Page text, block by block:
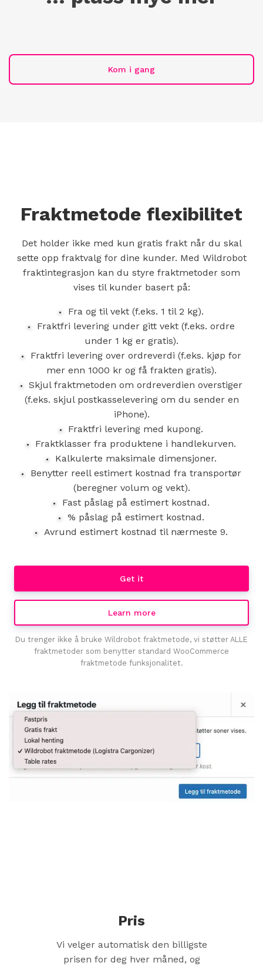
Kom i gang
Fraktmetode flexibilitet
Det holder ikke med kun gratis frakt når du skal
sette opp fraktvalg for dine kunder. Med Wildrobot
fraktintegrasjon kan du styre fraktmetoder som
vises til kunder basert på:
Fra og til vekt (f.eks. 1 til 2 kg).
Fraktfri levering under gitt vekt (f.eks. ordre
under 1 kg er gratis).
Fraktfri levering over ordreverdi (f.eks. kjøp for
mer enn 1000 kr og få frakten gratis).
Skjul fraktmetoden om ordreverdien overstiger
(f.eks. skjul postkasselevering om du sender en
iPhone).
Fraktfri levering med kupong.
Fraktklasser fra produktene i handlekurven.
Kalkulerte maksimale dimensjoner.
Benytter reell estimert kostnad fra transportør
(beregner volum og vekt).
Fast påslag på estimert kostnad.
% påslag på estimert kostnad.
Avrund estimert kostnad til nærmeste 9.
Get it
Learn more
Du trenger ikke å bruke Wildrobot fraktmetode, vi støtter ALLE
fraktmetoder som benytter standard WooCommerce
fraktmetode funksjonalitet.
Pris
Vi velger automatisk den billigste
prisen for deg hver måned, og